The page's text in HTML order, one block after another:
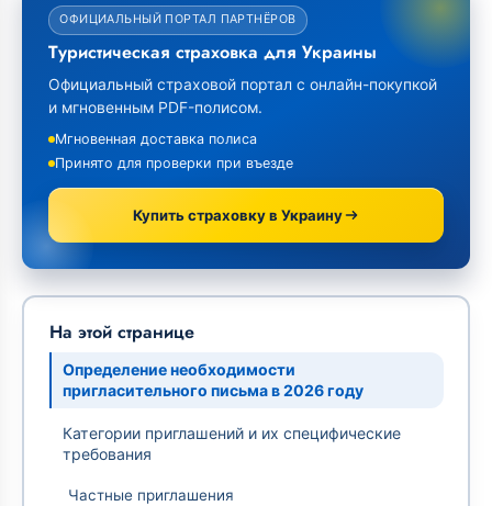
ОФИЦИАЛЬНЫЙ ПОРТАЛ ПАРТНЁРОВ
Туристическая страховка для Украины
Официальный страховой портал с онлайн-покупкой
и мгновенным PDF-полисом.
Мгновенная доставка полиса
Принято для проверки при въезде
Купить страховку в Украину
На этой странице
Определение необходимости
пригласительного письма в 2026 году
Категории приглашений и их специфические
требования
Частные приглашения